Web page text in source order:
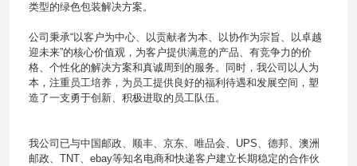
类型的绿色包装解决方案。
公司秉承“以客户为中心、以贡献者为本、以协作为宗旨、以卓越
迎未来”的核心价值观，为客户提供满意的产品、有竞争力的价
格、个性化的解决方案和真诚周到的服务。同时，我公司以人为
本，注重员工培养，为员工提供良好的福利待遇和发展空间，塑
造了一支勇于创新、积极进取的员工队伍。
我公司已与中国邮政、顺丰、京东、唯品会、UPS、德邦、澳洲
邮政、TNT、ebay等知名电商和快递客户建立长期稳定的合作伙